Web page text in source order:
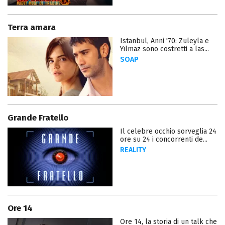
Terra amara
Istanbul, Anni '70: Zuleyla e
Yılmaz sono costretti a las...
SOAP
Grande Fratello
Il celebre occhio sorveglia 24
ore su 24 i concorrenti de...
REALITY
Ore 14
Ore 14, la storia di un talk che